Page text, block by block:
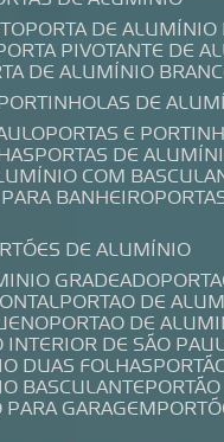
PORTA DE
PORTA PIVOTANTE DE
DE ALUMÍNIO
PORTINHOLAS DE
PORTAS E
PORTAS DE
COM
BANHEIRO
DE ALUMÍNIO
GRADEADO
PORTAO DE
PORTAO DE
INTERIOR DE SÃO
DUAS FOLHAS
BASCULANTE
PARA GARAGEM